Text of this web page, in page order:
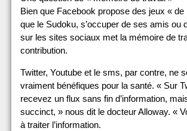
Bien que Facebook propose des jeux « de
que le Sudoku, s’occuper de ses amis ou
sur les sites sociaux met la mémoire de
contribution.
Twitter, Youtube et le sms, par contre, ne
vraiment bénéfiques pour la santé. « Sur
recevez un flux sans fin d’information,
succinct, » nous dit le docteur Alloway. «
à traiter l’information.